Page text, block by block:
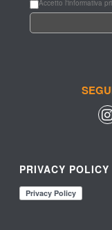
Accetto l'informativa
PRIVACY POLICY